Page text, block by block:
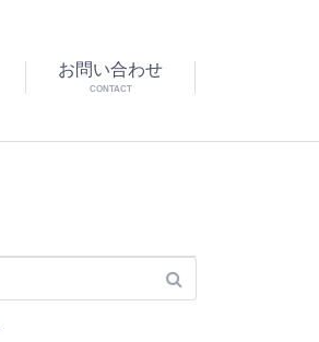
お問い合わせ
CONTACT